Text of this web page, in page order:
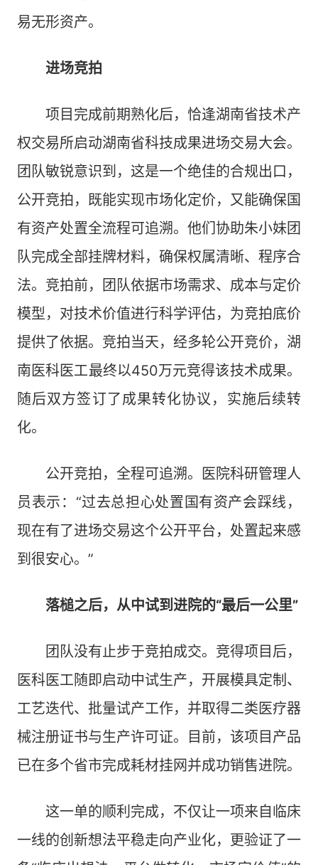
易无形资产。
进场竞拍
项目完成前期熟化后，恰逢湖南省技术产
权交易所启动湖南省科技成果进场交易大会。
团队敏锐意识到，这是一个绝佳的合规出口，
公开竞拍，既能实现市场化定价，又能确保国
有资产处置全流程可追溯。他们协助朱小妹团
队完成全部挂牌材料，确保权属清晰、程序合
法。竞拍前，团队依据市场需求、成本与定价
模型，对技术价值进行科学评估，为竞拍底价
提供了依据。竞拍当天，经多轮公开竞价，湖
南医科医工最终以450万元竞得该技术成果。
随后双方签订了成果转化协议，实施后续转
化。
公开竞拍，全程可追溯。医院科研管理人
员表示：“过去总担心处置国有资产会踩线，
现在有了进场交易这个公开平台，处置起来感
到很安心。”
落槌之后，从中试到进院的“最后一公里”
团队没有止步于竞拍成交。竞得项目后，
医科医工随即启动中试生产，开展模具定制、
工艺迭代、批量试产工作，并取得二类医疗器
械注册证书与生产许可证。目前，该项目产品
已在多个省市完成耗材挂网并成功销售进院。
这一单的顺利完成，不仅让一项来自临床
一线的创新想法平稳走向产业化，更验证了一